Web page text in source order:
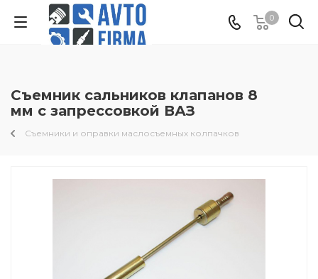
0
Съемник сальников клапанов 8
мм с запрессовкой ВАЗ
Съемники и оправки маслосъемных колпачков